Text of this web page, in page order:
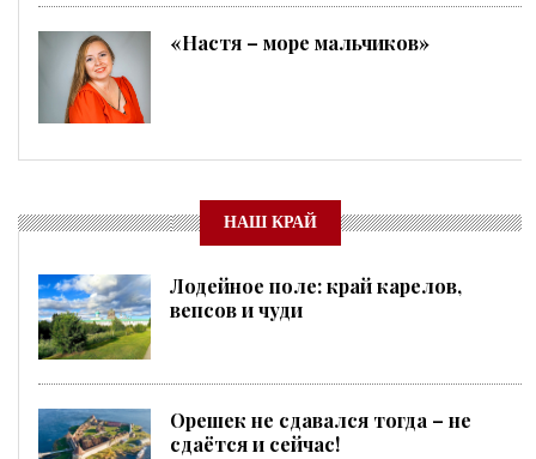
«Настя – море мальчиков»
НАШ КРАЙ
Лодейное поле: край карелов,
вепсов и чуди
Орешек не сдавался тогда – не
сдаётся и сейчас!